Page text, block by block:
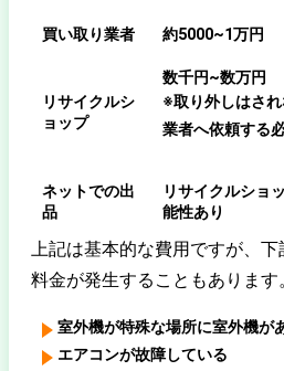
買い取り業者 約5000~1万円
リサイクルシ
ョップ
数千円~数万円
※取り外しはさ
業者へ依頼する
ネットでの出
品
リサイクルショ
能性あり
上記は基本的な費用ですが、
料金が発生することもあります
室外機が特殊な場所に室外機が
エアコンが故障している